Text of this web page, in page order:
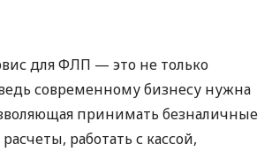
для ФЛП — это не только
современному бизнесу нужна
принимать безналичные
работать с кассой,